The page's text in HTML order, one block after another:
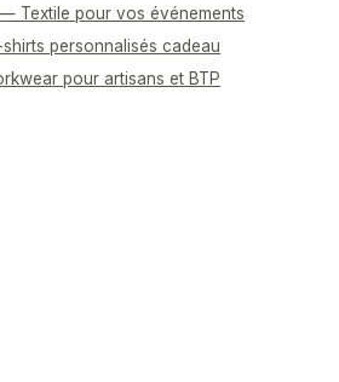
Textile pour vos événements
personnalisés cadeau
pour artisans et BTP